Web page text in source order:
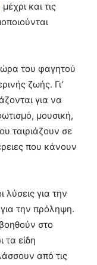
μέχρι και τις
ώρα του φαγητού
ζωής. Γι’
για να
μουσική,
ταιριάζουν σε
που κάνουν
λύσεις για την
την πρόληψη.
στο
τα είδη
από τις